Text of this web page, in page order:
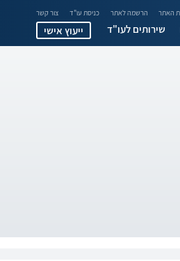
האתר הרשמה לאתר כניסת עו"ד צור קשר
שירותים לעו"ד ייעוץ אישי